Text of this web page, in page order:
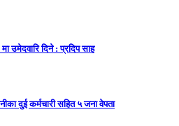
उमेदवारि दिने : प्रदिप साह
दुई कर्मचारी सहित ५ जना वेपता